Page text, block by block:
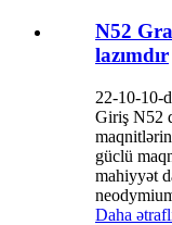
N52
lazımdır
22-10-10-
Giriş N52
güclü
mahiyyət
Daha